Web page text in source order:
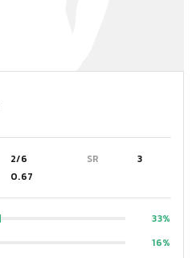
2/6 SR
3
0.67
33
16